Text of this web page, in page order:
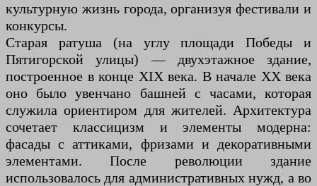
культурную жизнь города, организуя фестивали и
конкурсы.
Старая ратуша (на углу площади Победы и
Пятигорской улицы) — двухэтажное здание,
построенное в конце XIX века. В начале XX века
оно было увенчано башней с часами, которая
служила ориентиром для жителей. Архитектура
сочетает классицизм и элементы модерна:
фасады с аттиками, фризами и декоративными
элементами. После революции здание
использовалось для административных нужд, а во